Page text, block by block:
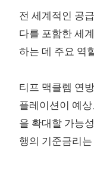
전 세계적인 공
다를 포함한 세
하는 데 주요 역
티프 맥클렘 연
플레이션이 예
을 확대할 가능
행의 기준금리는